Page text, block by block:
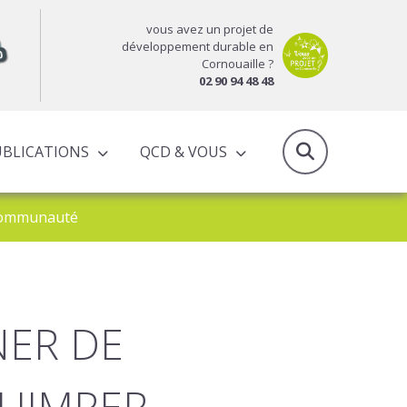
vous avez un projet de
développement durable en
Cornouaille ?
02 90 94 48 48
QCD & VOUS
DE